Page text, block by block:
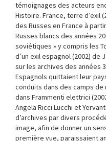
témoignages des acteurs
Histoire. France, terre d’exil
des Russes en France à
Russes blancs des années
soviétiques » y compris les
d’un exil espagnol (2002) de
sur les archives des années
Espagnols quittaient leur
conduits dans des camps de
dans Frammenti elettrici
Angela Ricci Lucchi et
d’archives par divers
image, afin de donner un
première vue, paraissaient